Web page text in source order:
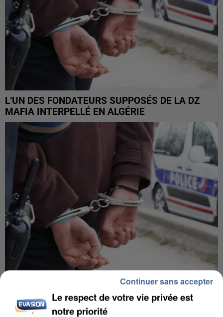
L’UN DES FONDATEURS SUPPOSÉS DE LA DZ
MAFIA INTERPELLÉ EN ALGÉRIE
UN SECOND CADRE DE LA DZ MAFIA
INTERPELLÉ EN ALGÉRIE
Le respect de votre vie privée est
notre priorité
Continuer sans accepter